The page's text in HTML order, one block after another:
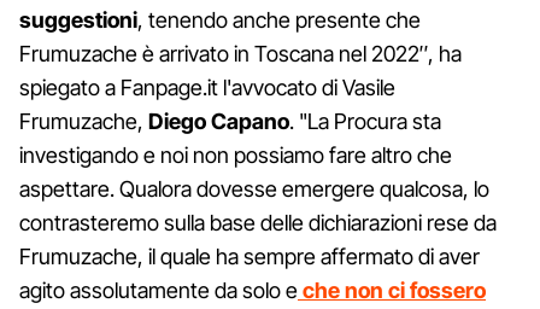
suggestioni, tenendo anche presente che
Frumuzache è arrivato in Toscana nel 2022″, ha
spiegato a Fanpage.it l'avvocato di Vasile
Frumuzache, Diego Capano. "La Procura sta
investigando e noi non possiamo fare altro che
aspettare. Qualora dovesse emergere qualcosa, lo
contrasteremo sulla base delle dichiarazioni rese da
Frumuzache, il quale ha sempre affermato di aver
agito assolutamente da solo eche non ci fossero